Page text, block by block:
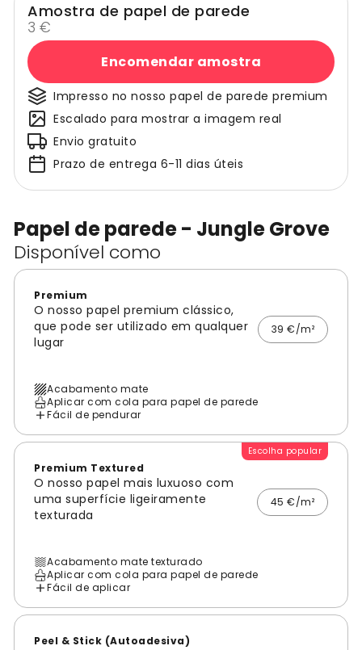
Papel de parede - Jungle Grove
Disponível como
Premium
O nosso papel premium clássico,
que pode ser utilizado em qualquer
lugar
39 €/m²
Acabamento mate
Aplicar com cola para papel de parede
Fácil de pendurar
Escolha popular
Premium Textured
O nosso papel mais luxuoso com
uma superfície ligeiramente
texturada
45 €/m²
Acabamento mate texturado
Aplicar com cola para papel de parede
Fácil de aplicar
Peel & Stick (Autoadesiva)
Amostra de papel de parede
3 €
Encomendar amostra
Impresso no nosso papel de parede premium
Escalado para mostrar a imagem real
Envio gratuito
Prazo de entrega 6-11 dias úteis